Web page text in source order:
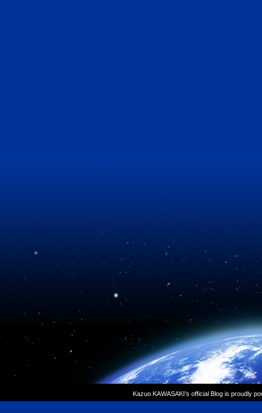
Kazuo KAWASAKI’s official Blog is proudly